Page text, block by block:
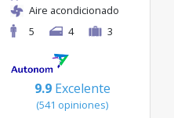
Aire acondicionado
5
4 3
9.9 Excelente
(541 opiniones)